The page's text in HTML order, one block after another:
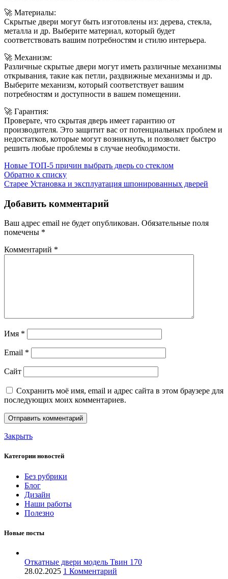
🚀 Материалы:
Скрытые двери могут быть изготовлены из: дерева, стекла,
металла и др. Выберите материал, который будет
соответствовать вашим потребностям и стилю интерьера.
🚀 Механизм:
Различные скрытые двери могут иметь различные механизмы
открывания, такие как петли, раздвижные механизмы и др.
Выберите механизм, который соответствует вашим
потребностям и доступности в вашем помещении.
🚀 Гарантия:
Проверьте, что скрытая дверь имеет гарантию от
производителя. Это защитит вас от потенциальных проблем и
недостатков, которые могут возникнуть, и позволяет быстро
решить любые проблемы в случае необходимости.
Новые ТОП-5 причин выбрать дверь со стеклом
Обратно к списку
Старее Установка и эксплуатация шпонированных дверей
Добавить комментарий
Ваш адрес email не будет опубликован. Обязательные поля
помечены *
Комментарий *
Имя *
Email *
Сайт
Сохранить моё имя, email и адрес сайта в этом браузере для
последующих моих комментариев.
Закрыть
Категории новостей
Без рубрики
Блог
Дизайн
Наши работы
Полезно
Новые посты
Откатные двери модель Твин 170
28.02.2025 1 Комментарий